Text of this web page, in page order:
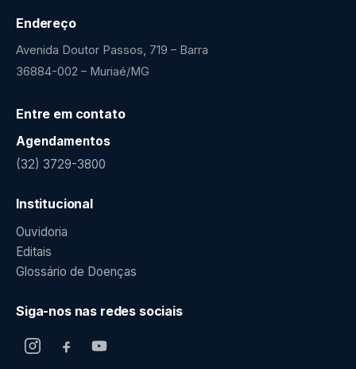
Endereço
Avenida Doutor Passos, 719 – Barra
36884-002 – Muriaé/MG
Entre em contato
Agendamentos
(32) 3729-3800
Institucional
Ouvidoria
Editais
Glossário de Doenças
Siga-nos nas redes sociais